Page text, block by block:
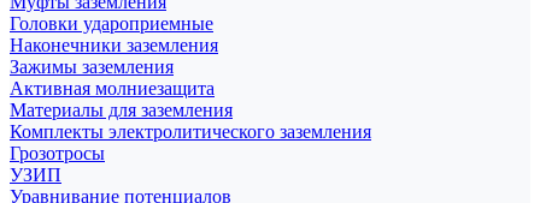
Головки удароприемные
Наконечники заземления
Зажимы заземления
Активная молниезащита
Материалы для заземления
Комплекты электролитического заземления
Грозотросы
УЗИП
Уравнивание потенциалов